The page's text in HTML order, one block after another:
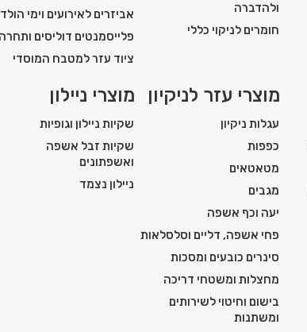
ולהדברה
חומרים לניקוי כללי
אביזרים לאירועים וימי
פלייסמנטים דוליסים ותחרה
ציוד עזר למטבח המוסדי
מוצרי עזר לניקיון
עגלות ניקיון
כפפות
מטאטאים
מגבים
יעה וכף אשפה
פחי אשפה, דליים וסלסלאות
סינרים כובעים ומסכות
מחצלות ומשטחי דריכה
בישום וחיטוי לשירותים
ומשתנות
מוצרי ניילון
שקיות ניילון וגופיות
שקיות זבל אשפה
ואשפתונים
ניילון נצמד